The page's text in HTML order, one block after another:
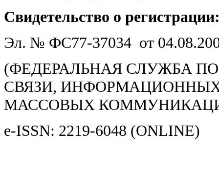
Свидетельство о
Эл. № ФС77-37034 от
(ФЕДЕРАЛЬНАЯ СЛУЖБА
СВЯЗИ,
МАССОВЫХ
e-ISSN: 2219-6048 (ONLINE)